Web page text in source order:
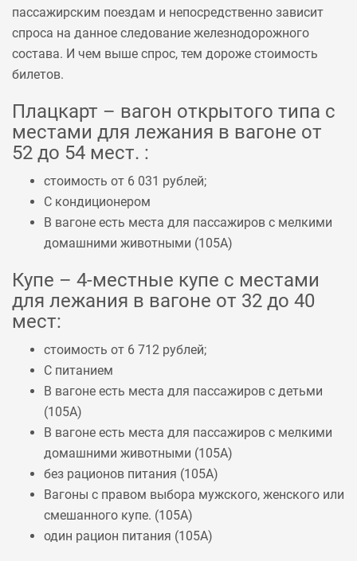
пассажирским поездам и непосредственно зависит
спроса на данное следование железнодорожного
состава. И чем выше спрос, тем дороже стоимость
билетов.
Плацкарт – вагон открытого типа с
местами для лежания в вагоне от
52 до 54 мест. :
стоимость от 6 031 рублей;
С кондиционером
В вагоне есть места для пассажиров с мелкими
домашними животными (105А)
Купе – 4-местные купе с местами
для лежания в вагоне от 32 до 40
мест:
стоимость от 6 712 рублей;
С питанием
В вагоне есть места для пассажиров с детьми
(105А)
В вагоне есть места для пассажиров с мелкими
домашними животными (105А)
без рационов питания (105А)
Вагоны с правом выбора мужского, женского или
смешанного купе. (105А)
один рацион питания (105А)